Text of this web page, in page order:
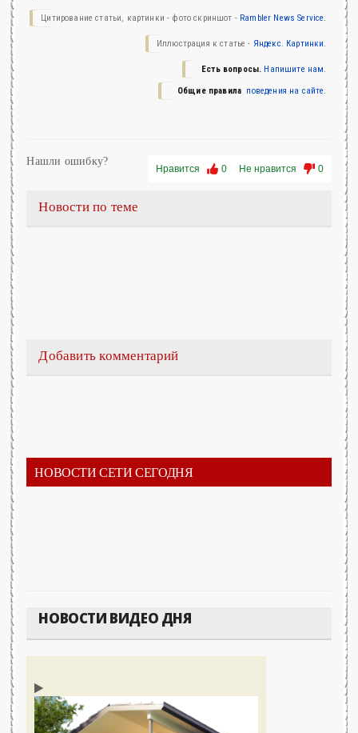
Цитирование статьи, картинки - фото скриншот - Rambler News Service.
Иллюстрация к статье - Яндекс. Картинки.
Есть вопросы. Напишите нам.
Общие правила поведения на сайте.
Нравится 0 Не нравится 0
Нашли ошибку?
Новости по теме
Добавить комментарий
НОВОСТИ СЕТИ СЕГОДНЯ
НОВОСТИ ВИДЕО ДНЯ